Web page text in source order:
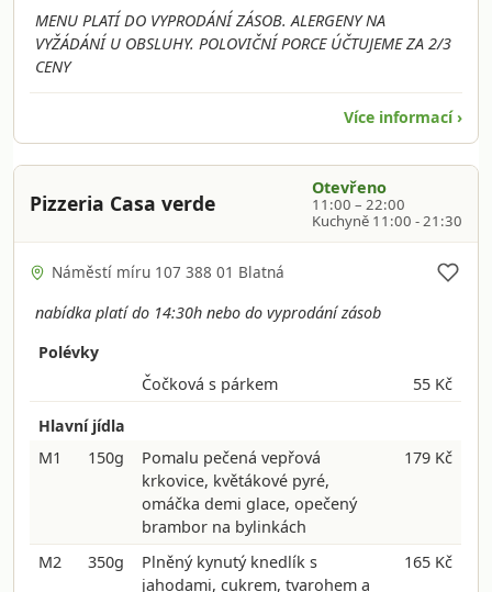
MENU PLATÍ DO VYPRODÁNÍ ZÁSOB. ALERGENY NA
VYŽÁDÁNÍ U OBSLUHY. POLOVIČNÍ PORCE ÚČTUJEME ZA 2/3
CENY
Více informací ›
Pizzeria Casa verde
Otevřeno
11:00 – 22:00
Kuchyně 11:00 - 21:30
Náměstí míru 107 388 01 Blatná
nabídka platí do 14:30h nebo do vyprodání zásob
Polévky
Čočková s párkem
55 Kč
Hlavní jídla
M1
150g
Pomalu pečená vepřová
krkovice, květákové pyré,
omáčka demi glace, opečený
brambor na bylinkách
179 Kč
M2 350g
Plněný kynutý knedlík s
jahodami, cukrem, tvarohem a
165 Kč